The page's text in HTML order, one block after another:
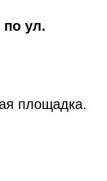
ул.
площадка.